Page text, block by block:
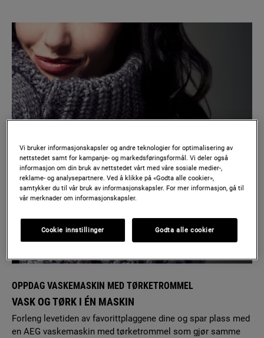
OPPDAG VASKEMASKIN MED TØRKETROMMEL
VASK OG TØRK I ÉN MASKIN
Forleng levetiden av favorittplaggene dine og spar plass med
en AEG vaskemaskin med tørketrommel som gjør samme
Vi bruker informasjonskapsler og andre teknologier for optimalisering av
nettstedet samt for kampanje- og markedsføringsformål. Vi deler også
informasjon om din bruk av nettstedet vårt med våre sosiale medier-,
reklame- og analysepartnere. Ved å klikke på «Godta alle cookier»,
samtykker du til vår bruk av informasjonskapsler. For mer informasjon, gå til
vår merknader om informasjonskapsler.
Cookie innstillinger Godta alle cookier